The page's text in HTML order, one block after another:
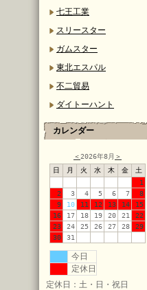
七王工業
スリースター
ガムスター
東北エスパル
不二貿易
ダイトーハント
カレンダー
＜2026年8月 ＞
日
月 火 水 木 金
土
1
2
3 4 5 6 7
8
9
10 11 12 13 14
15
16
17 18 19 20 21
22
23
24 25 26 27 28
29
30
31
今日
定休日
定休日：土・日・祝日